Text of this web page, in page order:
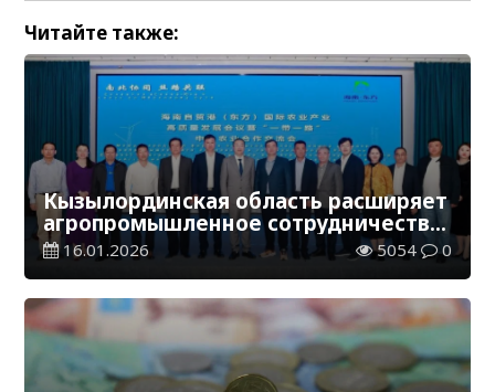
Читайте также:
Кызылординская область расширяет
агропромышленное сотрудничество
с Китаем
16.01.2026 5054 0